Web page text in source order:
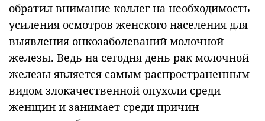
обратил внимание коллег на необходимость
усиления осмотров женского населения для
выявления онкозаболеваний молочной
железы. Ведь на сегодня день рак молочной
железы является самым распространенным
видом злокачественной опухоли среди
женщин и занимает среди причин